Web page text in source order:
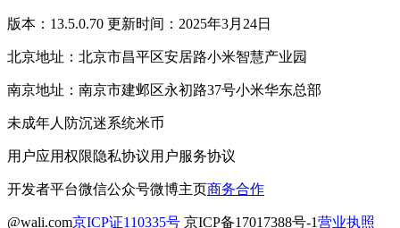
版本：13.5.0.70 更新时间：2025年3月24日
北京地址：北京市昌平区安居路小米智慧产业园
南京地址：南京市建邺区永初路37号小米华东总部
未成年人防沉迷系统米币
用户应用权限隐私协议用户服务协议
开发者平台微信公众号微博主页商务合作
@wali.com京ICP证110335号 京ICP备17017388号-1营业执照